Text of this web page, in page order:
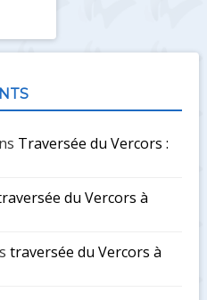
Traversée du Vercors :
du Vercors à
traversée du Vercors à